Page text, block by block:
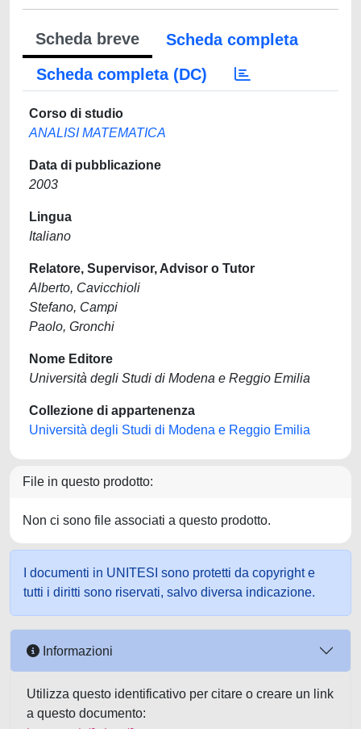
Scheda breve
Scheda completa
Scheda completa (DC)
Corso di studio
ANALISI MATEMATICA
Data di pubblicazione
2003
Lingua
Italiano
Relatore, Supervisor, Advisor o Tutor
Alberto, Cavicchioli
Stefano, Campi
Paolo, Gronchi
Nome Editore
Università degli Studi di Modena e Reggio Emilia
Collezione di appartenenza
Università degli Studi di Modena e Reggio Emilia
File in questo prodotto:
Non ci sono file associati a questo prodotto.
I documenti in UNITESI sono protetti da copyright e
tutti i diritti sono riservati, salvo diversa indicazione.
Informazioni
Utilizza questo identificativo per citare o creare un link
a questo documento: